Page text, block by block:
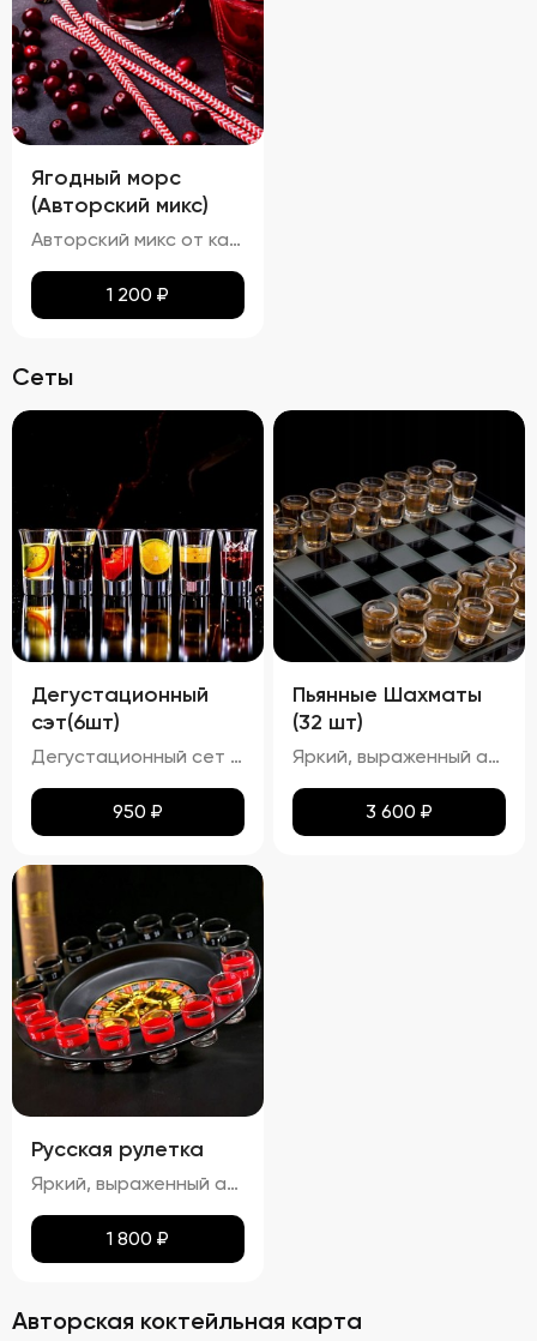
Ягодный морс
(Авторский микс)
Авторский микс от кальянных мастеров - Домашний ягодный морс, изготовленный по всем традициям в основе которого клубника и черника.
1 200 ₽
Сеты
Дегустационный
сэт(6шт)
Дегустационный сет из шести настоек представляет собой набор различных видов настоек, предназначенных для дегустации. Органолептическая оценка таких напитков включает анализ их внешнего вида, аромата, вкуса и послевкусия. Должны ощущаться характерные ноты используемых ингредиентов ( ягод, фруктов и т.п.). Гармоничность: Ароматы компонентов должны сочетаться между собой, создавая сбалансированный букет. Вкус: Сладость/горечь/кислота: В зависимости от рецепта настойки могут иметь сладковатый, горьковатый или кисловатый вкус. Терпкость: Некоторые настойки могут обладать терпким вкусом.(гранат-малина) Послевкусие: Должно быть продолжительным и приятным, раскрывающим дополнительные оттенки вкусов.
950 ₽
Пьянные Шахматы
(32 шт)
Яркий, выраженный аромат основного фрукта или ягоды, с дополнительными нотками других ингредиентов (например, ваниль, улун, барбарис). Вкус: Сбалансированный вкус, где основной акцент сделан на фруктовом или ягодном компоненте, с гармоничным дополнением других ингредиентов. Алкоголь должен быть хорошо интегрированным, не перебивая остальные вкусы.
3 600 ₽
Русская рулетка
Яркий, выраженный аромат основного фрукта или ягоды, с дополнительными нотками других ингредиентов (например, ваниль, улун, барбарис). Вкус: Сбалансированный вкус, где основной акцент сделан на фруктовом или ягодном компоненте, с гармоничным дополнением других ингредиентов. Алкоголь должен быть хорошо интегрированным, не перебивая остальные вкусы. Текстура: Гладкая, без резкого спиртового послевкусия. Настойки должны быть достаточно крепкими, но при этом мягкими для питья.
1 800 ₽
Авторская коктейльная карта